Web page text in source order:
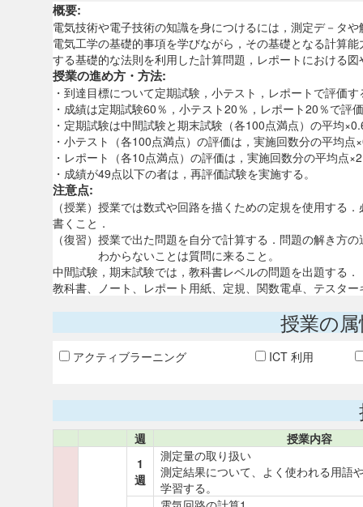
概要:
電気技術や電子技術の知識を身につけるには，測定デ－タ
電気工学の基礎的事項を学びながら，その基礎となる計算
する基礎的な法則を利用した計算問題，レポートにおける
授業の進め方・方法:
・到達目標について定期試験，小テスト，レポートで評価す
・成績は定期試験60％，小テスト20％，レポート20％で評
・定期試験は中間試験と期末試験（各100点満点）の平均
・小テスト（各100点満点）の評価は，実施回数分の平均点
・レポート（各10点満点）の評価は，実施回数分の平均点
・成績が49点以下の者は，再評価試験を実施する。
注意点:
（授業）授業では数式や回路を描くための定規を使用する
書くこと．
（復習）授業で出た問題を自分で計算する．問題の解き方
わからないことは質問に来ること。
中間試験，期末試験では，教科書レベルの問題を出題する．
教科書、ノート、レポート用紙、定規、関数電卓、テスタ
授業の
アクティブラーニング ICT 利用
週 授業内容
1
週
測定量の取り扱い
測定結果について、よく使われる用語
学習する。